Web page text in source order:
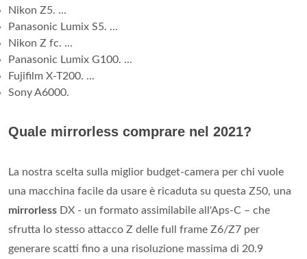
Nikon Z5. ...
Panasonic Lumix S5. ...
Nikon Z fc. ...
Panasonic Lumix G100. ...
Fujifilm X-T200. ...
Sony A6000.
Quale mirrorless comprare nel 2021?
La nostra scelta sulla miglior budget-camera per chi vuole
una macchina facile da usare è ricaduta su questa Z50, una
mirrorless DX - un formato assimilabile all'Aps-C – che
sfrutta lo stesso attacco Z delle full frame Z6/Z7 per
generare scatti fino a una risoluzione massima di 20.9